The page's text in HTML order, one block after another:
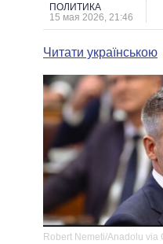
ГЛАВЫ
МЭРЫ
ВСЕ ПЕРСОНЫ
ПОЛИТИКА
15 мая 2026, 21:46
Читати українською
Robert Nemeti/Anadolu via